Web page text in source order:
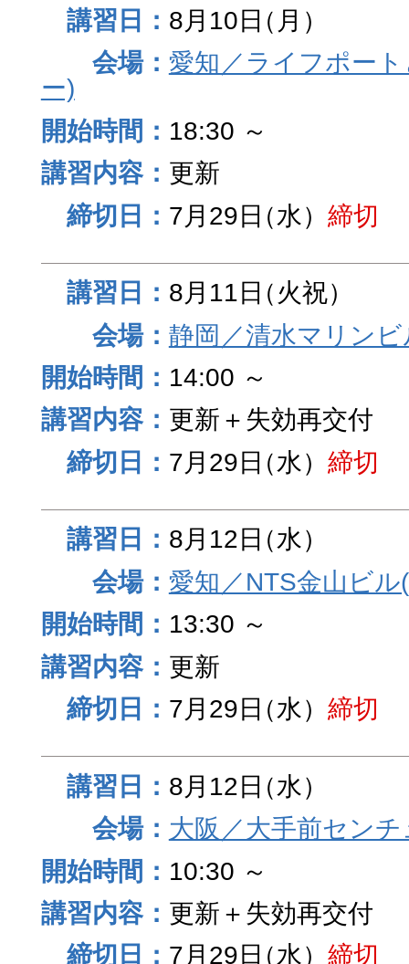
8月10日（月）
愛知／ライフポー
ー)
18:30 ～
更新
7月29日（水） 締切
8月11日（火祝）
静岡／清水マリンビ
14:00 ～
更新＋失効再交付
7月29日（水） 締切
8月12日（水）
愛知／NTS金山ビ
13:30 ～
更新
7月29日（水） 締切
8月12日（水）
大阪／大手前セン
10:30 ～
更新＋失効再交付
7月29日（水） 締切